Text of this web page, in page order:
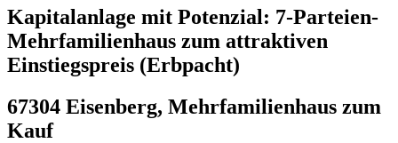
Kapitalanlage mit Potenzial: 7-Parteien-
Mehrfamilienhaus zum attraktiven
Einstiegspreis (Erbpacht)
67304 Eisenberg, Mehrfamilienhaus zum
Kauf